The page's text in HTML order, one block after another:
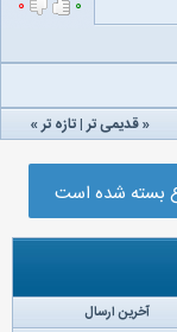
۰ ۰
«قدیمی تر|تازه‌ تر»
شده است
آخرین ارسال